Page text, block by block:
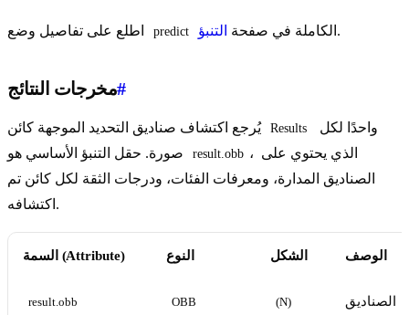
predict الكاملة في صفحة التنبؤ .
مخرجات النتائج#
يُرجع اكتشاف صناديق التحديد الموجهة كائن Results
result.obb ، الذي يحتوي على
الصناديق المدارة، ومعرفات الفئات، ودرجات الثقة لكل كائن تم
اكتشافه.
السمة (Attribute) النوع الشكل الوصف
result.obb OBB (N)
الصناديق